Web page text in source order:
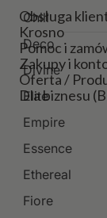
Chill
Deco
Divine
Elite
Empire
Essence
Ethereal
Fiore
Obsługa
Krosno
Pomoc i
Zakupy i
Oferta /
Dla biznesu